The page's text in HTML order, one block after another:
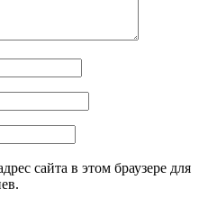
сайта в этом браузере для